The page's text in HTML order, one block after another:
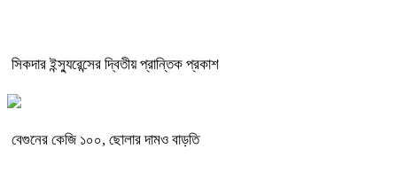
সিকদার ইন্স্যুরেন্সের দ্বিতীয় প্রান্তিক প্রকাশ
বেগুনের কেজি ১০০, ছোলার দামও বাড়তি